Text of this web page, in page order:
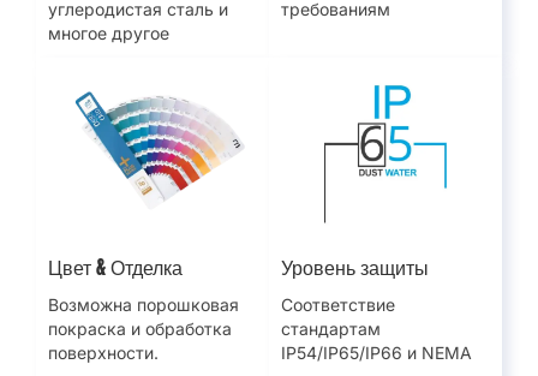
углеродистая сталь и
многое другое
требованиям
Цвет & Отделка
Возможна порошковая
покраска и обработка
поверхности.
Уровень защиты
Соответствие
стандартам
IP54/IP65/IP66 и NEMA